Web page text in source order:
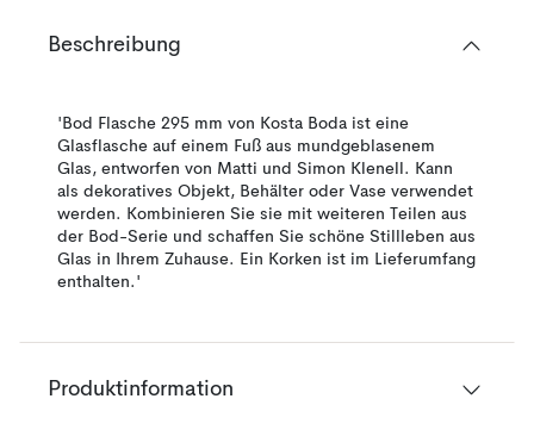
Beschreibung
'Bod Flasche 295 mm von Kosta Boda ist eine
Glasflasche auf einem Fuß aus mundgeblasenem
Glas, entworfen von Matti und Simon Klenell. Kann
als dekoratives Objekt, Behälter oder Vase verwendet
werden. Kombinieren Sie sie mit weiteren Teilen aus
der Bod-Serie und schaffen Sie schöne Stillleben aus
Glas in Ihrem Zuhause. Ein Korken ist im Lieferumfang
enthalten.'
Produktinformation